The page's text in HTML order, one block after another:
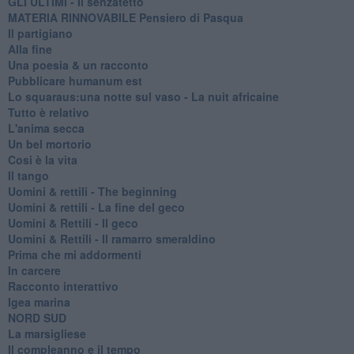
MATERIA RINNOVABILE Pensiero di Pasqua
Il partigiano
Alla fine
Una poesia & un racconto
Pubblicare humanum est
Lo squaraus:una notte sul vaso - La nuit africaine
Tutto è relativo
L'anima secca
Un bel mortorio
Cosi è la vita
Il tango
​Uomini & rettili - The beginning
​Uomini & rettili - La fine del geco
Uomini & Rettili - Il geco
Uomini & Rettili - Il ramarro smeraldino
Prima che mi addormenti
In carcere
Racconto interattivo
Igea marina
​NORD SUD
La marsigliese
Il compleanno e il tempo